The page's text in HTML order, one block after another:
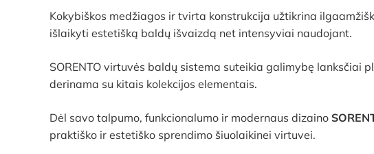
Kokybiškos medžiagos ir tvirta konstrukcija užtikrina
išlaikyti estetišką baldų išvaizdą net intensyviai naudojant.
SORENTO virtuvės baldų sistema suteikia galimybę
derinama su kitais kolekcijos elementais.
Dėl savo talpumo, funkcionalumo ir modernaus dizaino
praktiško ir estetiško sprendimo šiuolaikinei virtuvei.